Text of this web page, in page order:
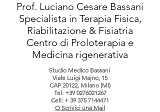
Prof. Luciano Cesare Bassani
Specialista in Terapia Fisica,
Riabilitazione & Fisiatria
Centro di Proloterapia e
Medicina rigenerativa
Studio Medico Bassani
Viale Luigi Majno, 15
CAP 20122, Milano (MI)
Tel: +39 0276021267
Cell: + 39 375 7144471
O Scrivici una Mail